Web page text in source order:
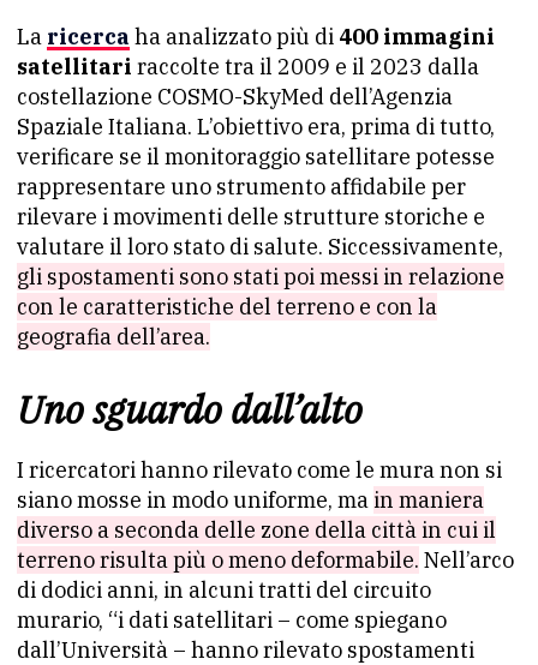
La ricerca ha analizzato più di 400 immagini
satellitari raccolte tra il 2009 e il 2023 dalla
costellazione COSMO-SkyMed dell’Agenzia
Spaziale Italiana. L’obiettivo era, prima di tutto,
verificare se il monitoraggio satellitare potesse
rappresentare uno strumento affidabile per
rilevare i movimenti delle strutture storiche e
valutare il loro stato di salute. Siccessivamente,
gli spostamenti sono stati poi messi in relazione
con le caratteristiche del terreno e con la
geografia dell’area.
Uno sguardo dall’alto
I ricercatori hanno rilevato come le mura non si
siano mosse in modo uniforme, main maniera
diverso a seconda delle zone della città in cui il
terreno risulta più o meno deformabile. Nell’arco
di dodici anni, in alcuni tratti del circuito
murario, “i dati satellitari – come spiegano
dall’Università – hanno rilevato spostamenti